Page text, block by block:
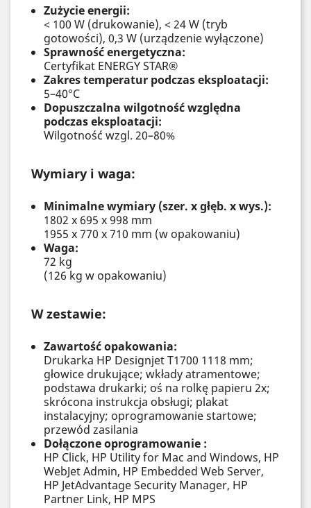
Zużycie energii:
< 100 W (drukowanie), < 24 W (tryb
gotowości), 0,3 W (urządzenie wyłączone)
Sprawność energetyczna:
Certyfikat ENERGY STAR®
Zakres temperatur podczas eksploatacji:
5–40°C
Dopuszczalna wilgotność względna
podczas eksploatacji:
Wilgotność wzgl. 20–80%
Wymiary i waga:
Minimalne wymiary (szer. x głęb. x wys.):
1802 x 695 x 998 mm
1955 x 770 x 710 mm (w opakowaniu)
Waga:
72 kg
(126 kg w opakowaniu)
W zestawie:
Zawartość opakowania:
Drukarka HP Designjet T1700 1118 mm;
głowice drukujące; wkłady atramentowe;
podstawa drukarki; oś na rolkę papieru 2x;
skrócona instrukcja obsługi; plakat
instalacyjny; oprogramowanie startowe;
przewód zasilania
Dołączone oprogramowanie :
HP Click, HP Utility for Mac and Windows, HP
WebJet Admin, HP Embedded Web Server,
HP JetAdvantage Security Manager, HP
Partner Link, HP MPS